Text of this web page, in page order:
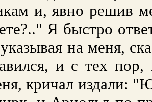
и, явно решив
Я быстро
на меня,
и с тех
кричал издали: